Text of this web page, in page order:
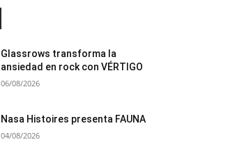
Glassrows transforma la
ansiedad en rock con VÉRTIGO
06/08/2026
Nasa Histoires presenta FAUNA
04/08/2026